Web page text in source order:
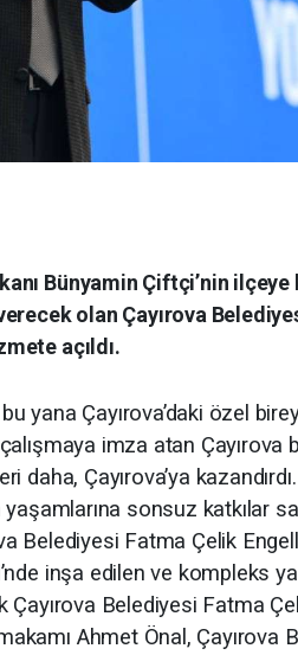
Bünyamin Çiftçi’nin ilçeye
olan Çayırova
açıldı.
yana Çayırova’daki özel
imza atan Çayırova
daha, Çayırova’ya
sonsuz katkılar
Belediyesi Fatma Çelik
inşa edilen ve kompleks
Çayırova Belediyesi Fatma
Ahmet Önal, Çayırova